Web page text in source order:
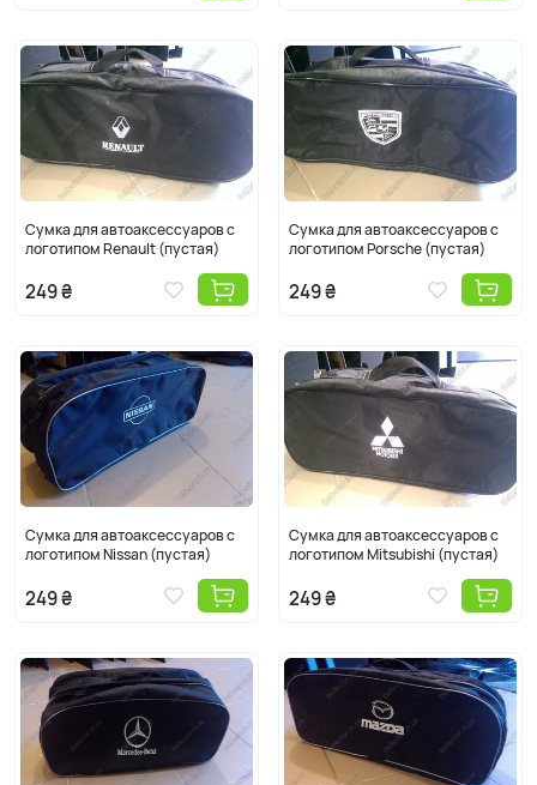
Сумка для автоаксессуаров с
логотипом Renault (пустая)
249 ₴
Сумка для автоаксессуаров с
логотипом Porsche (пустая)
249 ₴
Сумка для автоаксессуаров с
логотипом Nissan (пустая)
249 ₴
Сумка для автоаксессуаров с
логотипом Mitsubishi (пустая)
249 ₴